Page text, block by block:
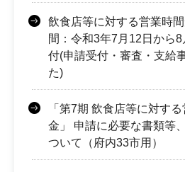
飲食店等に対する営業時
間：令和3年7月12日から
付(申請受付・審査・支給
た)
「第7期 飲食店等に対す
金」 申請に必要な書類等
ついて（府内33市用）